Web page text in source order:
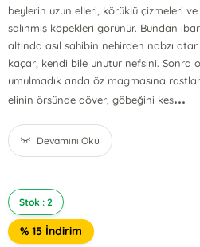
beylerin uzun elleri, körüklü çizmeleri
salınmış köpekleri görünür. Bundan
altında asıl sahibin nehirden nabzı
kaçar, kendi bile unutur nefsini. Sonra
umulmadık anda öz magmasına
elinin örsünde döver, göbeğini kes...
Devamını Oku
Stok : 2
% 15 İndirim